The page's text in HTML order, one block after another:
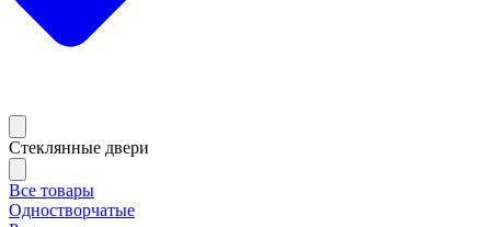
Стеклянные двери
Все товары
Одностворчатые